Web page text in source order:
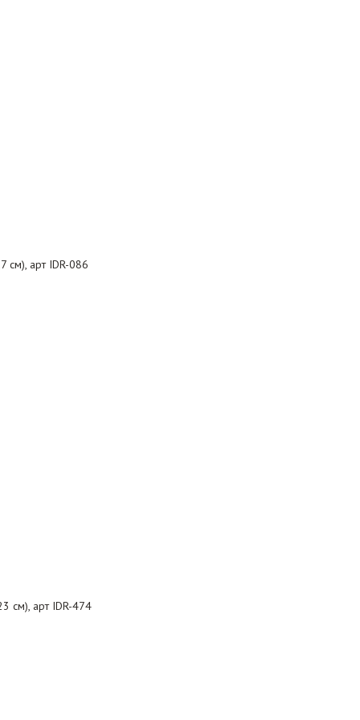
см), арт IDR-086
см), арт IDR-474